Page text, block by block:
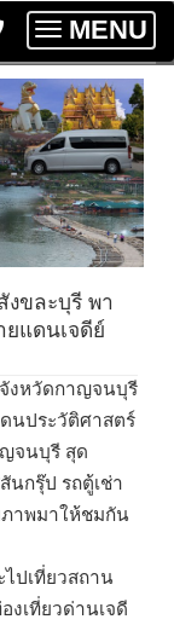
Toggle
MENU
ขละบุรี พา
แดนเจดีย์
จังหวัดกาญจนบุรี
นประวัติศาสตร์
จนบุรี สุด
นกรุ๊ป รถตู้เช่า
ภาพมาให้ชมกัน
ไปเที่ยวสถาน
เที่ยวด่านเจดี